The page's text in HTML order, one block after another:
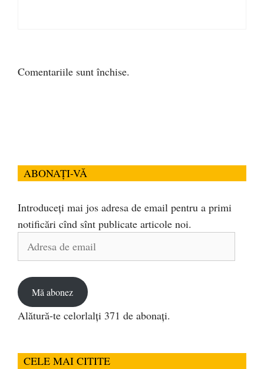
Comentariile sunt închise.
ABONAȚI-VĂ
Introduceți mai jos adresa de email pentru a primi
notificări cînd sînt publicate articole noi.
Adresa
Mă abonez
Alătură-te celorlalți 371 de abonați.
CELE MAI CITITE